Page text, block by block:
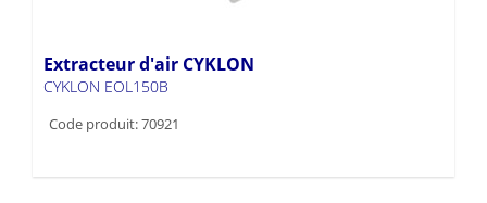
Extracteur d'air CYKLON
CYKLON EOL150B
Code produit: 70921